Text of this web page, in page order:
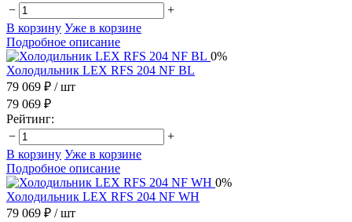
−
+
В корзину Уже в корзине
Подробное описание
0%
Холодильник LEX RFS 204 NF BL
79 069 ₽ / шт
79 069 ₽
Рейтинг:
−
+
В корзину Уже в корзине
Подробное описание
0%
Холодильник LEX RFS 204 NF WH
79 069 ₽ / шт